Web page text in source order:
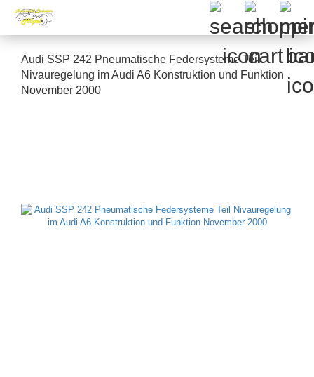
Audi SSP 242 Pneumatische Federsysteme Teil
Nivauregelung im Audi A6 Konstruktion und Funktion
November 2000